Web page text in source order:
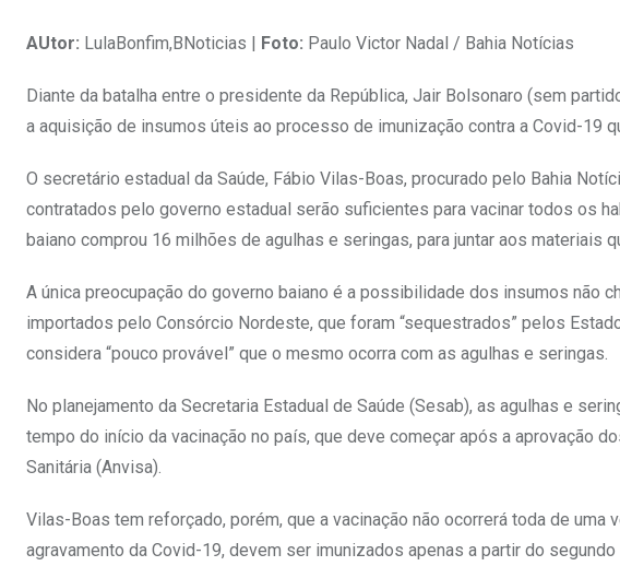
AUtor: LulaBonfim,BNoticias | Foto: Paulo Victor Nadal / Bahia Notícias
Diante da batalha entre o presidente da República, Jair Bolsonaro (sem
a aquisição de insumos úteis ao processo de imunização contra a Covid-19
O secretário estadual da Saúde, Fábio Vilas-Boas, procurado pelo Bahia
contratados pelo governo estadual serão suficientes para vacinar todos os
baiano comprou 16 milhões de agulhas e seringas, para juntar aos materiais
A única preocupação do governo baiano é a possibilidade dos insumos não
importados pelo Consórcio Nordeste, que foram “sequestrados” pelos
considera “pouco provável” que o mesmo ocorra com as agulhas e seringas.
No planejamento da Secretaria Estadual de Saúde (Sesab), as agulhas e
tempo do início da vacinação no país, que deve começar após a aprovação
Sanitária (Anvisa).
Vilas-Boas tem reforçado, porém, que a vacinação não ocorrerá toda de
agravamento da Covid-19, devem ser imunizados apenas a partir do